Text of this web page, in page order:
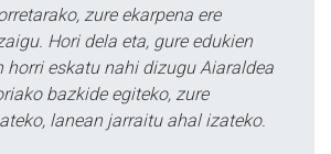
zure ekarpena ere
Hori dela eta, gure edukien
horri eskatu nahi dizugu Aiaraldea
bazkide egiteko, zure
lanean jarraitu ahal izateko.